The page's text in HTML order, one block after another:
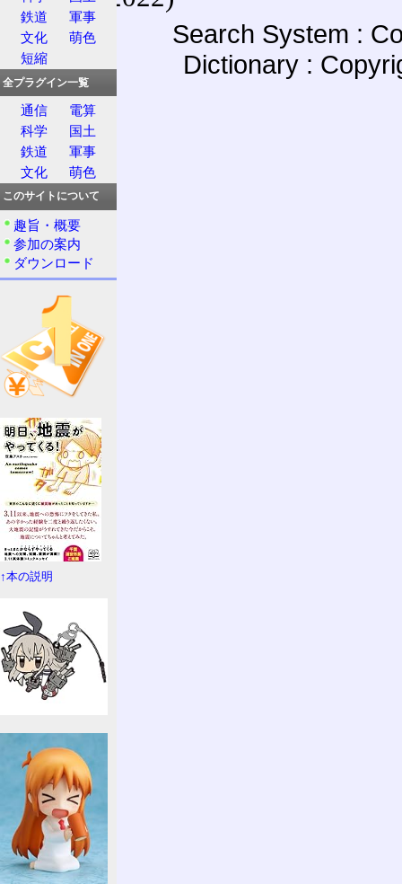
Search System :
Dictionary :
鉄道
軍事
文化
萌色
短縮
全プラグイン一覧
通信
電算
科学
国土
鉄道
軍事
文化
萌色
このサイトについて
趣旨・概要
参加の案内
ダウンロード
↑本の説明